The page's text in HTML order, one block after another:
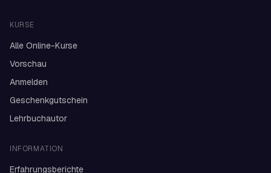
KURSE
Alle Online-Kurse
Vorschau
Anmelden
Geschenkgutschein
Lehrbuchautor
INFORMATION
Erfahrungsberichte